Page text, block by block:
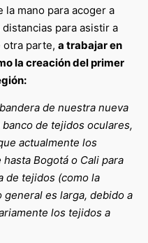
la mano para acoger a
para asistir a
otra parte, a trabajar en
la creación del primer
de nuestra nueva
de tejidos oculares,
actualmente los
Bogotá o Cali para
de tejidos (como la
es larga, debido a
los tejidos a